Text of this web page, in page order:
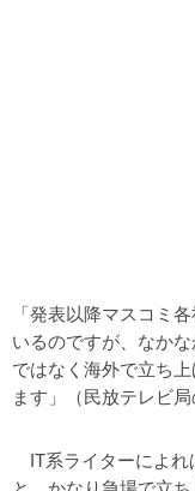
「発表以降マスコミ
いるのですが、なか
ではなく海外で立ち
ます」（民放テレビ
IT系ライターによれ